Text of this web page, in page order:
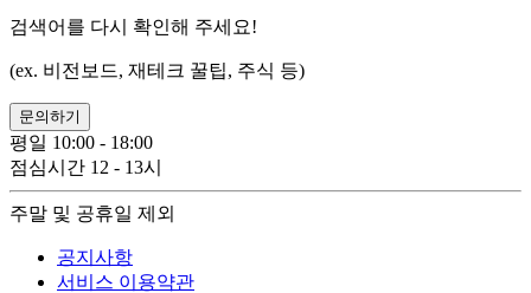
검색어를 다시 확인해 주세요!
(ex. 비전보드, 재테크 꿀팁, 주식 등)
문의하기
평일 10:00 - 18:00
점심시간 12 - 13시
주말 및 공휴일 제외
공지사항
서비스 이용약관